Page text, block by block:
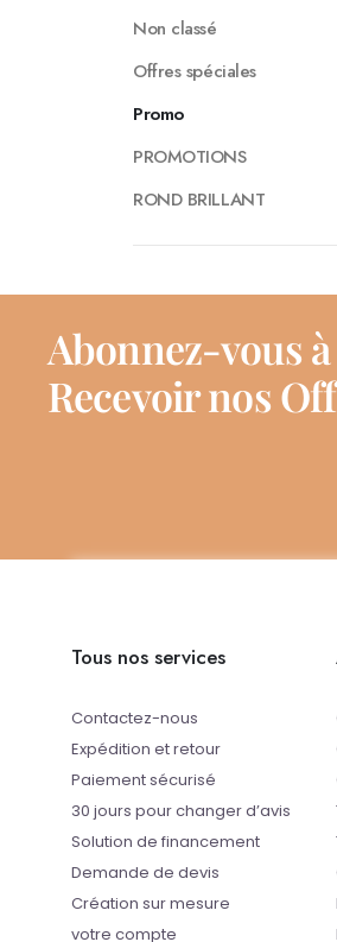
Non classé
Offres spéciales
Promo
PROMOTIONS
ROND BRILLANT
Abonnez-vous
Recevoir nos
Tous nos services
Contactez-nous
Expédition et retour
Paiement sécurisé
30 jours pour changer d’avis
Solution de financement
Demande de devis
Création sur mesure
votre compte